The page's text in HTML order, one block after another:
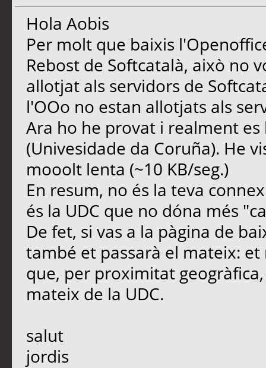
Hola Aobis
Per molt que baixis
Rebost de Softcatalà, això no
allotjat als servidors de
l'OOo no estan allotjats als
Ara ho he provat i realment es
(Univesidade da Coruña). He
mooolt lenta (~10 KB/seg.)
En resum, no és la teva
és la UDC que no dóna més
De fet, si vas a la pàgina de
també et passarà el mateix:
que, per proximitat
mateix de la UDC.
salut
jordis